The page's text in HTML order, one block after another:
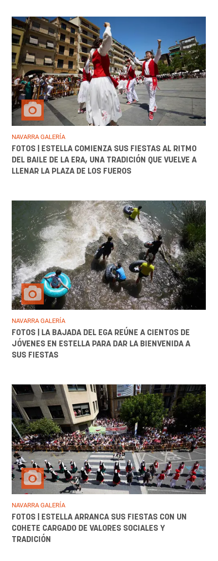
NAVARRA GALERÍA
FOTOS | ESTELLA COMIENZA SUS FIESTAS AL RITMO
DEL BAILE DE LA ERA, UNA TRADICIÓN QUE VUELVE A
LLENAR LA PLAZA DE LOS FUEROS
NAVARRA GALERÍA
FOTOS | LA BAJADA DEL EGA REÚNE A CIENTOS DE
JÓVENES EN ESTELLA PARA DAR LA BIENVENIDA A
SUS FIESTAS
NAVARRA GALERÍA
FOTOS | ESTELLA ARRANCA SUS FIESTAS CON UN
COHETE CARGADO DE VALORES SOCIALES Y
TRADICIÓN